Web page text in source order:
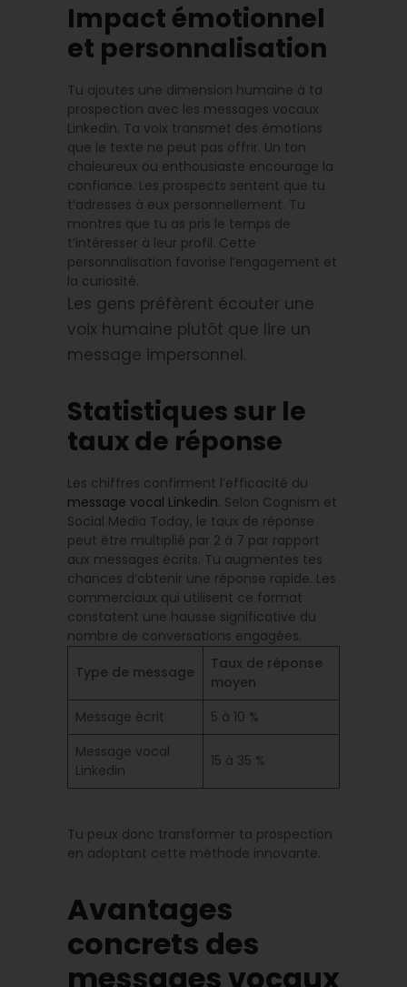
Impact émotionnel
et personnalisation
Tu ajoutes une dimension humaine à ta
prospection avec les messages vocaux
Linkedin. Ta voix transmet des émotions
que le texte ne peut pas offrir. Un ton
chaleureux ou enthousiaste encourage la
confiance. Les prospects sentent que tu
t’adresses à eux personnellement. Tu
montres que tu as pris le temps de
t’intéresser à leur profil. Cette
personnalisation favorise l’engagement et
la curiosité.
Les gens préfèrent écouter une
voix humaine plutôt que lire un
message impersonnel.
Statistiques sur le
taux de réponse
Les chiffres confirment l’efficacité du
message vocal Linkedin. Selon Cognism et
Social Media Today, le taux de réponse
peut être multiplié par 2 à 7 par rapport
aux messages écrits. Tu augmentes tes
chances d’obtenir une réponse rapide. Les
commerciaux qui utilisent ce format
constatent une hausse significative du
nombre de conversations engagées.
Type de message
Taux de réponse
moyen
Message écrit
5 à 10 %
Message vocal
Linkedin
15 à 35 %
Tu peux donc transformer ta prospection
en adoptant cette méthode innovante.
Avantages
concrets des
messages vocaux